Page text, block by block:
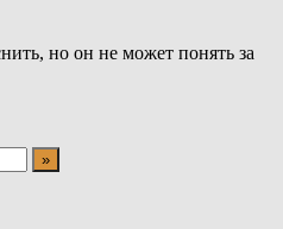
но он не может понять за